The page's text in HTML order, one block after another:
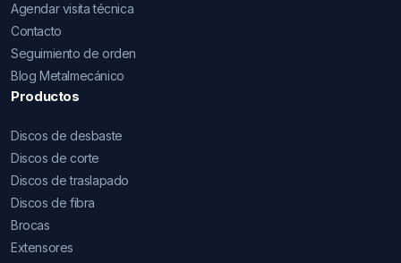
Agendar visita técnica
Contacto
Seguimiento de orden
Blog Metalmecánico
Productos
Discos de desbaste
Discos de corte
Discos de traslapado
Discos de fibra
Brocas
Extensores